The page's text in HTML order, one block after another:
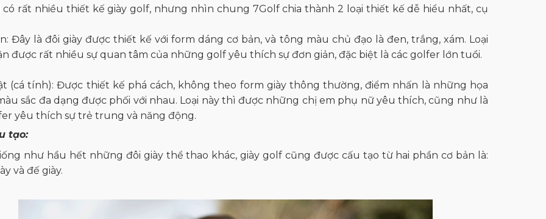
có rất nhiều thiết kế giày golf, nhưng nhìn chung 7Golf chia thành 2 loại thiết kế dễ hiểu nhất, cụ
Đây là đôi giày được thiết kế với form dáng cơ bản, và tông màu chủ đạo là đen, trắng, xám. Loại
được rất nhiều sự quan tâm của những golf yêu thích sự đơn giản, đặc biệt là các golfer lớn tuổi.
(cá tính): Được thiết kế phá cách, không theo form giày thông thường, điểm nhấn là những họa
sắc đa dạng được phối với nhau. Loại này thì được những chị em phụ nữ yêu thích, cũng như là
yêu thích sự trẻ trung và năng động.
tạo:
như hầu hết những đôi giày thể thao khác, giày golf cũng được cấu tạo từ hai phần cơ bản là:
và đế giày.